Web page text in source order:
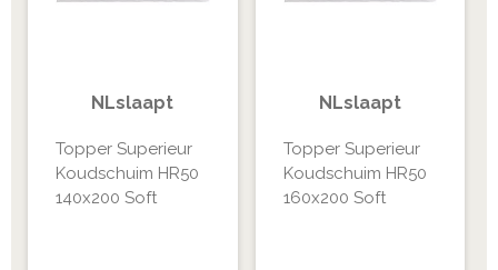
NLslaapt
Topper Superieur
Koudschuim HR50
140x200 Soft
NLslaapt
Topper Superieur
Koudschuim HR50
160x200 Soft